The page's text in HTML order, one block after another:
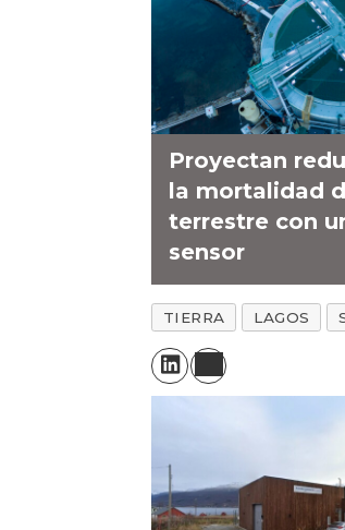
Proyectan
la mortalidad
terrestre con
sensor
TIERRA LAGOS